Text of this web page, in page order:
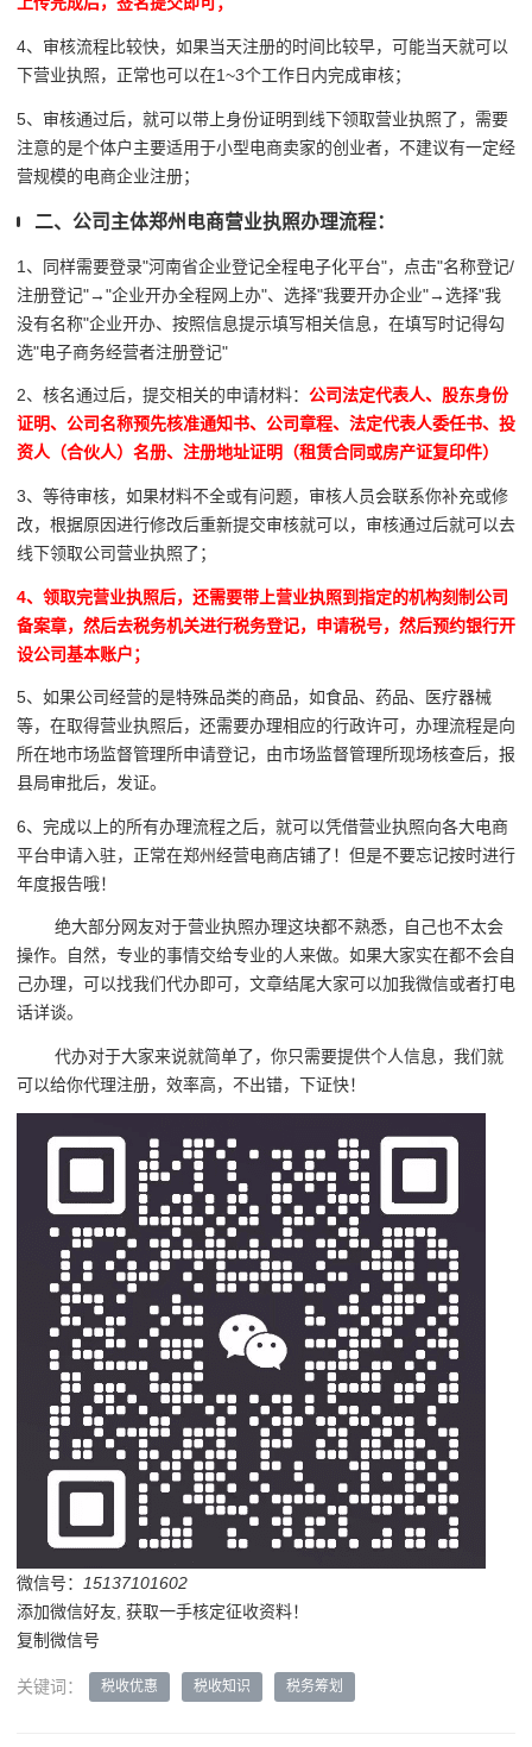
4、审核流程比较快，如果当天注册的时间比较早，可能当天就可以
下营业执照，正常也可以在1~3个工作日内完成审核；
5、审核通过后，就可以带上身份证明到线下领取营业执照了，需要
注意的是个体户主要适用于小型电商卖家的创业者，不建议有一定经
营规模的电商企业注册；
二、公司主体郑州电商营业执照办理流程：
1、同样需要登录"河南省企业登记全程电子化平台"，点击"名称登记/
注册登记"→"企业开办全程网上办"、选择"我要开办企业"→选择"我
没有名称"企业开办、按照信息提示填写相关信息，在填写时记得勾
选"电子商务经营者注册登记"
2、核名通过后，提交相关的申请材料： 公司法定代表人、股东身份
证明、公司名称预先核准通知书、公司章程、法定代表人委任书、投
资人（合伙人）名册、注册地址证明（租赁合同或房产证复印件）
3、等待审核，如果材料不全或有问题，审核人员会联系你补充或修
改，根据原因进行修改后重新提交审核就可以，审核通过后就可以去
线下领取公司营业执照了；
4、领取完营业执照后，还需要带上营业执照到指定的机构刻制公司
备案章，然后去税务机关进行税务登记，申请税号，然后预约银行开
设公司基本账户；
5、如果公司经营的是特殊品类的商品，如食品、药品、医疗器械
等，在取得营业执照后，还需要办理相应的行政许可，办理流程是向
所在地市场监督管理所申请登记，由市场监督管理所现场核查后，报
县局审批后，发证。
6、完成以上的所有办理流程之后，就可以凭借营业执照向各大电商
平台申请入驻，正常在郑州经营电商店铺了！但是不要忘记按时进行
年度报告哦！
绝大部分网友对于营业执照办理这块都不熟悉，自己也不太会
操作。自然，专业的事情交给专业的人来做。如果大家实在都不会自
己办理，可以找我们代办即可，文章结尾大家可以加我微信或者打电
话详谈。
代办对于大家来说就简单了，你只需要提供个人信息，我们就
可以给你代理注册，效率高，不出错，下证快！
微信号： 15137101602
添加微信好友, 获取一手核定征收资料！
复制微信号
关键词： 税收优惠 税收知识 税务筹划